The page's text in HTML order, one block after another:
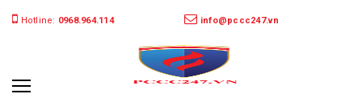
Hotline: 0968.964.114 info@pccc247.vn